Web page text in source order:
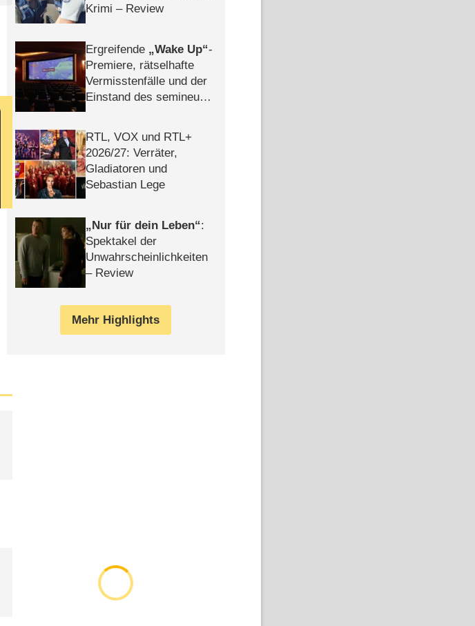
Krimi – Review
Ergreifende Wake Up -
Premiere, rätselhafte
Vermisstenfälle und der
Einstand des semineuen
RTL, VOX und RTL+
2026/​27: Verräter,
Gladiatoren und
Sebastian Lege
Nur für dein Leben :
Spektakel der
Unwahrscheinlichkeiten
– Review
Mehr Highlights